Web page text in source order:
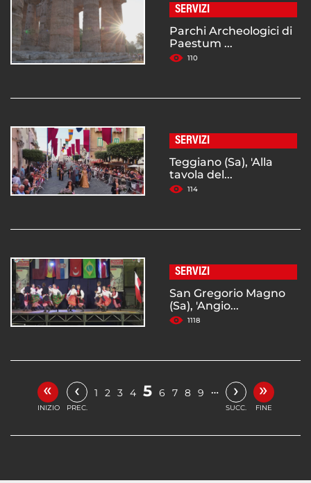
SERVIZI
Parchi Archeologici di
Paestum ...
110
SERVIZI
Teggiano (Sa), 'Alla
tavola del...
114
SERVIZI
San Gregorio Magno
(Sa), 'Angio...
1118
«
INIZIO
‹
PREC.
1 2 3 4 5 6 7 8 9 … ›
SUCC.
»
FINE